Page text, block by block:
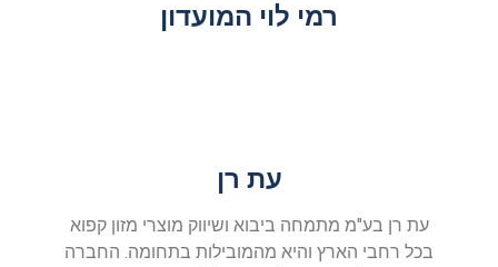
רמי לוי המועדון
עת רן
עת רן בע"מ מתמחה ביבוא ושיווק מוצרי מזון קפוא
בכל רחבי הארץ והיא מהמובילות בתחומה. החברה